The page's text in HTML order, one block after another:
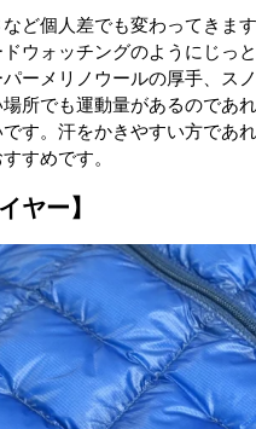
ど個人差でも変わってきま
ウォッチングのようにじっ
ーメリノウールの厚手、ス
所でも運動量があるのであ
す。汗をかきやすい方であ
すめです。
ヤー】